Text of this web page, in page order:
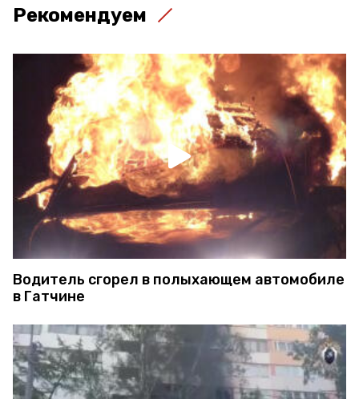
Рекомендуем
Водитель сгорел в полыхающем автомобиле
в Гатчине